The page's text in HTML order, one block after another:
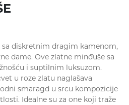
diskretnim dragim kamenom,
dame. Ove zlatne minđuše sa
i suptilnim luksuzom.
u roze zlatu naglašava
smaragd u srcu kompozicije
Idealne su za one koji traže